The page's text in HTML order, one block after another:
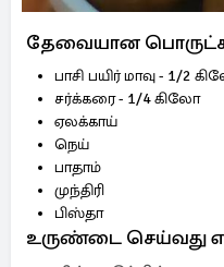
தேவையான
பாசி பயிர் மாவு - 1/2
சர்க்கரை - 1/4 கிலோ
ஏலக்காய்
நெய்
பாதாம்
முந்திரி
பிஸ்தா
உருண்டை செய்வது